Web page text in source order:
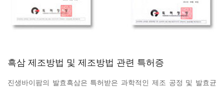
흑삼 제조방법 및 제조방법 관련 특허증
진생바이팜의 발효흑삼은 특허받은 과학적인 제조 공정 및 발효균